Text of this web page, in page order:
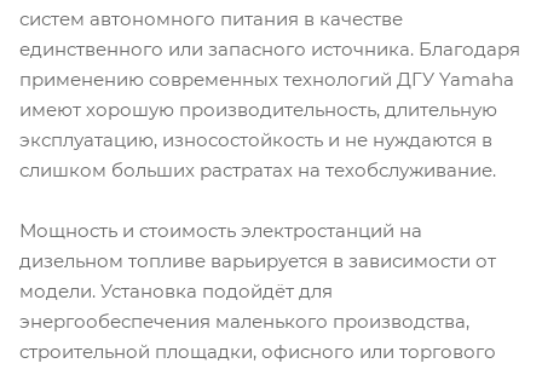
систем автономного питания в качестве
единственного или запасного источника. Благодаря
применению современных технологий ДГУ Yamaha
имеют хорошую производительность, длительную
эксплуатацию, износостойкость и не нуждаются в
слишком больших растратах на техобслуживание.
Мощность и стоимость электростанций на
дизельном топливе варьируется в зависимости от
модели. Установка подойдёт для
энергообеспечения маленького производства,
строительной площадки, офисного или торгового